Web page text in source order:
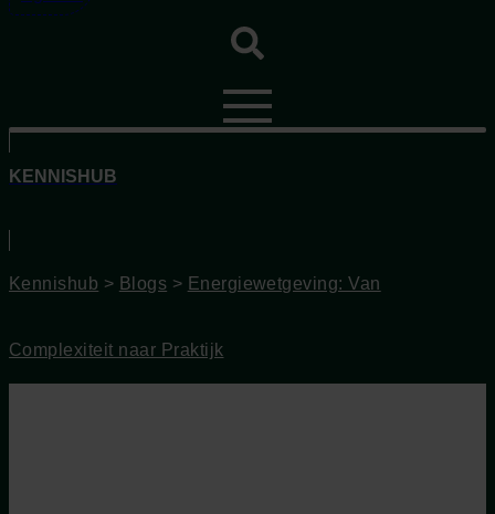
KENNISHUB
Kennishub > Blogs > Energiewetgeving: Van
Complexiteit naar Praktijk